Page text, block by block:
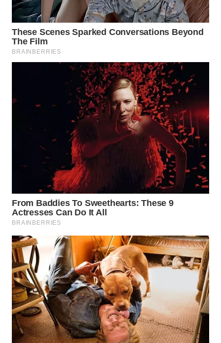
WN
DAIRI
WN
DANAU
TOBA
TAPANULI
WN
TANJUNG
WN
KARO
WN
SIMALUNGUN
WN
LABUHANBATU